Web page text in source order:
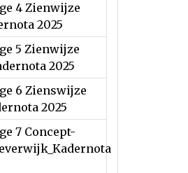
4 Zienwijze
2025
5 Zienwijze
2025
6 Zienswijze
2025
7 Concept-